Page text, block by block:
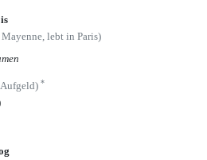
lebt in Paris)
*